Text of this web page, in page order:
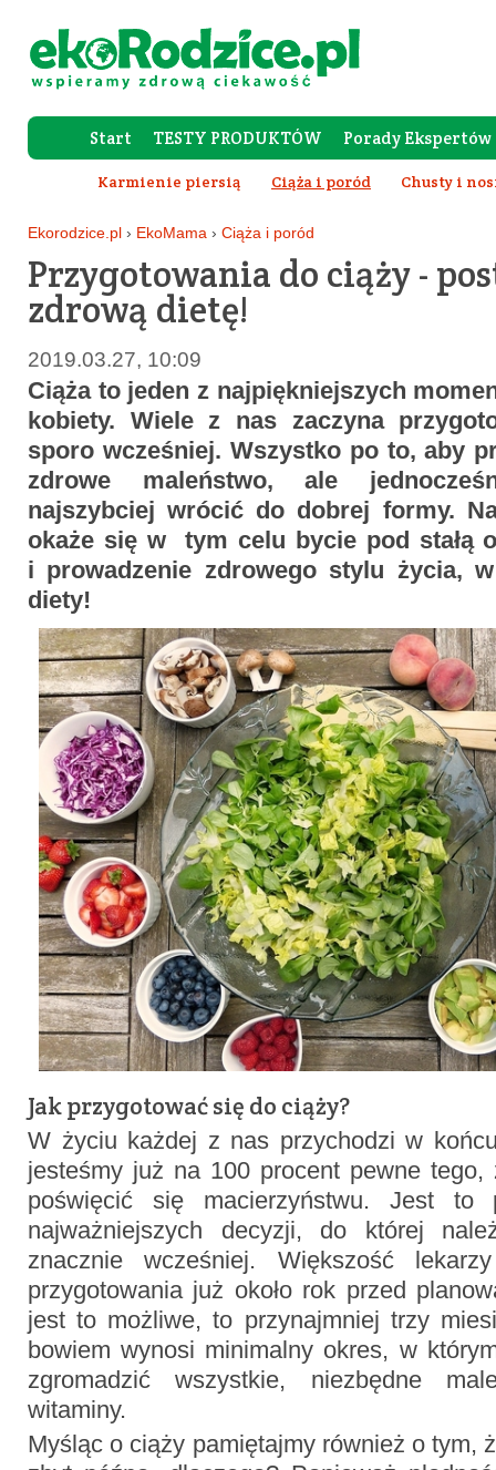
Start TESTY PRODUKTÓW Porady Ekspertów
Forum
Karmienie piersią Ciąża i poród Chusty i
Ekorodzice.pl › EkoMama › Ciąża i poród
Przygotowania do ciąży -
zdrową dietę!
2019.03.27, 10:09
Ciąża to jeden z najpiękniejszych
kobiety. Wiele z nas zaczyna
sporo wcześniej. Wszystko po to, aby
zdrowe maleństwo, ale
najszybciej wrócić do dobrej formy.
okaże się w tym celu bycie pod stałą
i prowadzenie zdrowego stylu życia,
diety!
Jak przygotować się do ciąży?
W życiu każdej z nas przychodzi w
jesteśmy już na 100 procent pewne
poświęcić się macierzyństwu. Jest
najważniejszych decyzji, do której
znacznie wcześniej. Większość
przygotowania już około rok przed
jest to możliwe, to przynajmniej trzy
bowiem wynosi minimalny okres, w
zgromadzić wszystkie, niezbędne
witaminy.
Myśląc o ciąży pamiętajmy również o tym,